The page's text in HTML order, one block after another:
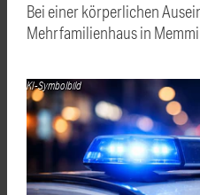
Bei einer körperlichen
Mehrfamilienhaus in
KI-Symbolbild